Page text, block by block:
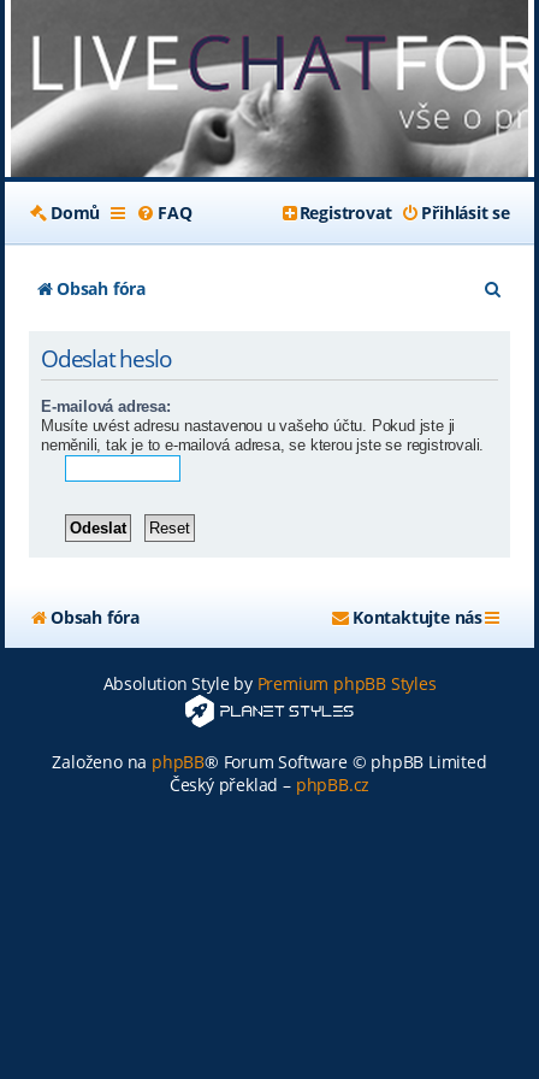
Domů FAQ Přihlásit se
Registrovat
Obsah fóra
Odeslat heslo
E-mailová adresa:
Musíte uvést adresu nastavenou u vašeho účtu. Pokud jste ji
neměnili, tak je to e-mailová adresa, se kterou jste se registrovali.
Obsah fóra Kontaktujte nás
Absolution Style by Premium phpBB Styles
Založeno na phpBB® Forum Software © phpBB Limited
Český překlad – phpBB.cz